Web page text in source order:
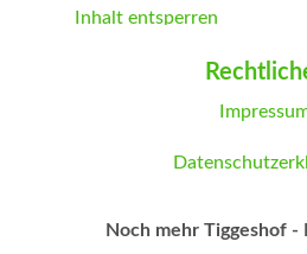
Inhalt entsperren
Inhalte entsperren
Noch mehr Tiggeshof -